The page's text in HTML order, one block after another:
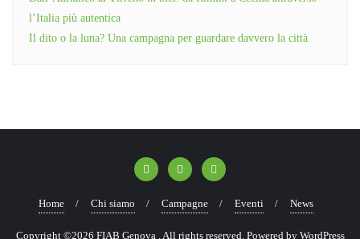
l’Italia più autentica
Il dito o la luna? Una campagna per guardare davvero la città
Home Chi siamo Campagne Eventi News
Copyright ©2026 FIAB Genova . All rights reserved. Powered by WordPress